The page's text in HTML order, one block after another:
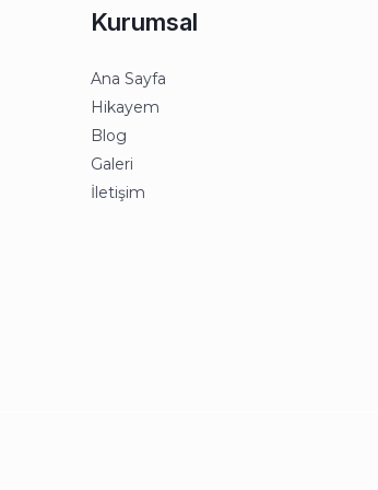
Kurumsal
Ana Sayfa
Hikayem
Blog
Galeri
İletişim